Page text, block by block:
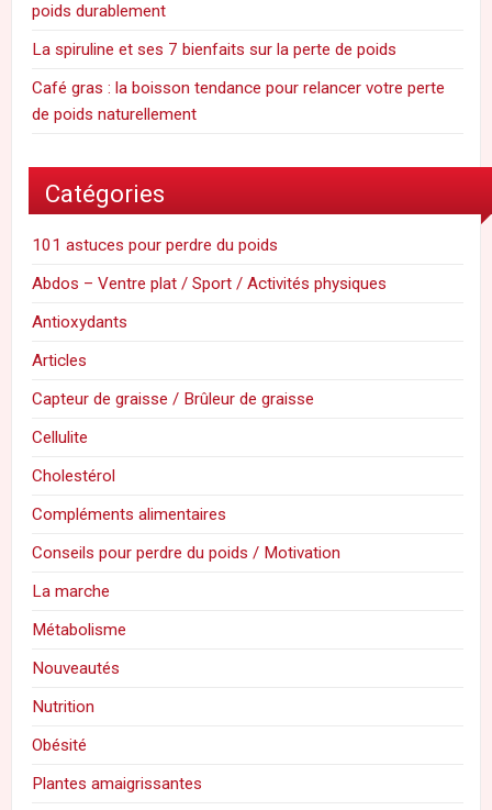
poids durablement
La spiruline et ses 7 bienfaits sur la perte de poids
Café gras : la boisson tendance pour relancer votre perte
de poids naturellement
Catégories
101 astuces pour perdre du poids
Abdos – Ventre plat / Sport / Activités physiques
Antioxydants
Articles
Capteur de graisse / Brûleur de graisse
Cellulite
Cholestérol
Compléments alimentaires
Conseils pour perdre du poids / Motivation
La marche
Métabolisme
Nouveautés
Nutrition
Obésité
Plantes amaigrissantes